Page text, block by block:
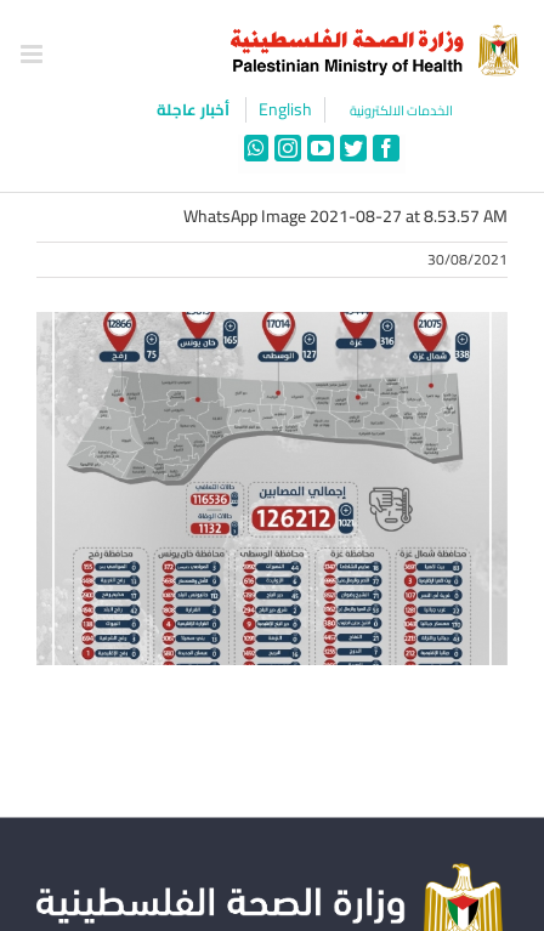
content
الخدمات الالكترونية English أخبار عاجلة
Facebook
Twitter
YouTube
Instagram
WhatsApp
WhatsApp Image 2021-08-27 at 8.53.57 AM
30/08/2021